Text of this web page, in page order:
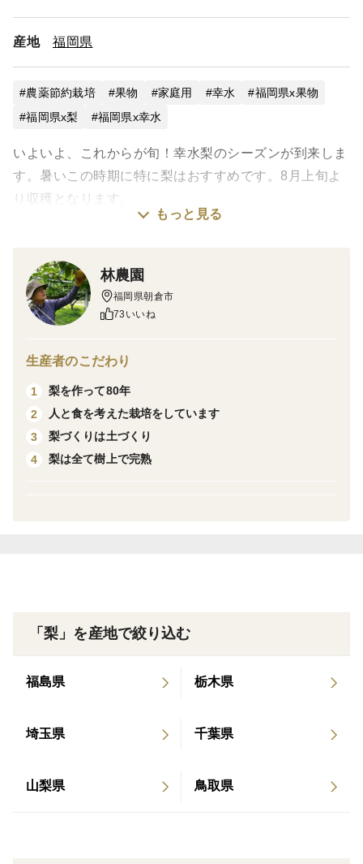
産地 福岡県
農薬節約栽培 果物 家庭用 幸水
福岡県x果物
福岡県x梨
福岡県x幸水
いよいよ、これからが旬！幸水梨のシーズンが到来しま
す。暑いこの時期に特に梨はおすすめです。8月上旬よ
り収穫となります。
よってはお時間をいただく場合もございますが、何卒ご
了承くださいませ。
が入ります。
味と甘味を高めています。
＜こだわりポイント＞
です。夏の暑いときに、冷やした幸水梨は格別です。
＜オススメの食べ方＞
もっと見る
林農園
福岡県朝倉市
73いいね
生産者のこだわり
1
梨を作って80年
2
人と食を考えた栽培をしています
3
梨づくりは土づくり
4
梨は全て樹上で完熟
「梨」を産地で絞り込む
福島県 栃木県
埼玉県 千葉県
山梨県 鳥取県